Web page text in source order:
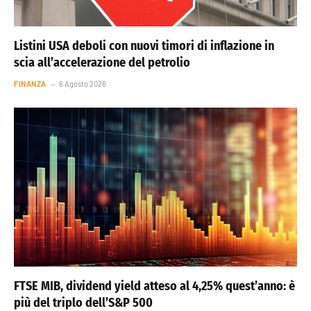
Listini USA deboli con nuovi timori di inflazione in
scia all’accelerazione del petrolio
FINANZA 6 Agosto 2026
FTSE MIB, dividend yield atteso al 4,25% quest’anno: è
più del triplo dell’S&P 500